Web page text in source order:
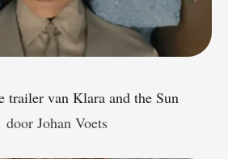
trailer van Klara and the Sun
door Johan Voets